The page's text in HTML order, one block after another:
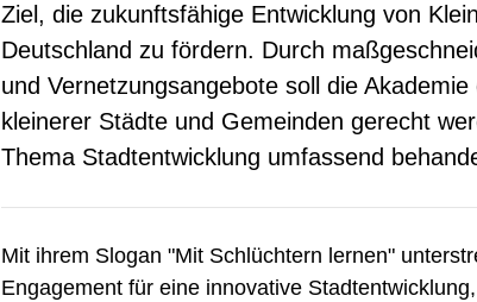
Ziel, die zukunftsfähige Entwicklung von
Deutschland zu fördern. Durch
und Vernetzungsangebote soll die
kleinerer Städte und Gemeinden gerecht
Thema Stadtentwicklung umfassend
Mit ihrem Slogan "Mit Schlüchtern lernen"
Engagement für eine innovative